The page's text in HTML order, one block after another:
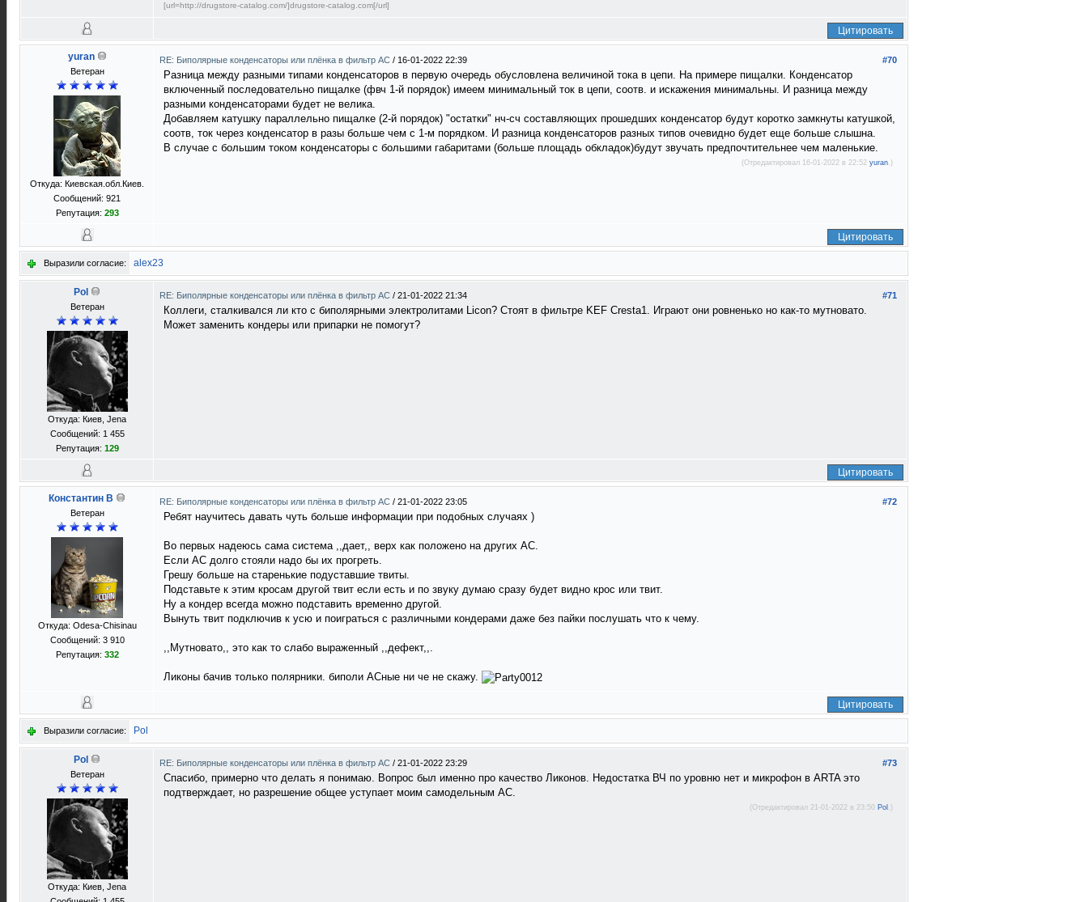
[url=http://drugstore-catalog.com/]drugstore-catalog.com[/url]
Цитировать
yuran
Ветеран
Откуда: Киевская.обл.Киев.
Сообщений: 921
Репутация: 293
#70
RE: Биполярные конденсаторы или плёнка в фильтр АС / 16-01-2022 22:39
Разница между разными типами конденсаторов в первую очередь обусловлена величиной тока в цепи. На примере пищалки. Конденсатор
включенный последовательно пищалке (фвч 1-й порядок) имеем минимальный ток в цепи, соотв. и искажения минимальны. И разница между
разными конденсаторами будет не велика.
Добавляем катушку параллельно пищалке (2-й порядок) "остатки" нч-сч составляющих прошедших конденсатор будут коротко замкнуты катушкой,
соотв, ток через конденсатор в разы больше чем с 1-м порядком. И разница конденсаторов разных типов очевидно будет еще больше слышна.
В случае с большим током конденсаторы с большими габаритами (больше площадь обкладок)будут звучать предпочтительнее чем маленькие.
(Отредактировал 16-01-2022 в 22:52 yuran.)
Цитировать
Выразили согласие: alex23
Pol
Ветеран
Откуда: Киев, Jena
Сообщений: 1 455
Репутация: 129
#71
RE: Биполярные конденсаторы или плёнка в фильтр АС / 21-01-2022 21:34
Коллеги, сталкивался ли кто с биполярными электролитами Licon? Стоят в фильтре KEF Cresta1. Играют они ровненько но как-то мутновато.
Может заменить кондеры или припарки не помогут?
Цитировать
Константин В
Ветеран
Откуда: Odesa-Chisinau
Сообщений: 3 910
Репутация: 332
#72
RE: Биполярные конденсаторы или плёнка в фильтр АС / 21-01-2022 23:05
Ребят научитесь давать чуть больше информации при подобных случаях )
Во первых надеюсь сама система ,,дает,, верх как положено на других АС.
Если АС долго стояли надо бы их прогреть.
Грешу больше на старенькие подуставшие твиты.
Подставьте к этим кросам другой твит если есть и по звуку думаю сразу будет видно крос или твит.
Ну а кондер всегда можно подставить временно другой.
Вынуть твит подключив к усю и поиграться с различными кондерами даже без пайки послушать что к чему.
,,Мутновато,, это как то слабо выраженный ,,дефект,,.
Ликоны бачив только полярники. биполи АСные ни че не скажу.
Цитировать
Выразили согласие: Pol
Pol
Ветеран
Откуда: Киев, Jena
#73
RE: Биполярные конденсаторы или плёнка в фильтр АС / 21-01-2022 23:29
Спасибо, примерно что делать я понимаю. Вопрос был именно про качество Ликонов. Недостатка ВЧ по уровню нет и микрофон в ARTA это
подтверждает, но разрешение общее уступает моим самодельным АС.
(Отредактировал 21-01-2022 в 23:50 Pol .)